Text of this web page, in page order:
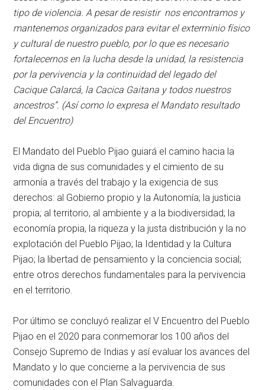
tipo de violencia. A pesar de resistir nos encontramos y
mantenemos organizados para evitar el exterminio físico
y cultural de nuestro pueblo, por lo que es necesario
fortalecernos en la lucha desde la unidad, la resistencia
por la pervivencia y la continuidad del legado del
Cacique Calarcá, la Cacica Gaitana y todos nuestros
ancestros”. (Así como lo expresa el Mandato resultado
del Encuentro)
El Mandato del Pueblo Pijao guiará el camino hacia la
vida digna de sus comunidades y el cimiento de su
armonía a través del trabajo y la exigencia de sus
derechos: al Gobierno propio y la Autonomía; la justicia
propia; al territorio, al ambiente y a la biodiversidad; la
economía propia, la riqueza y la justa distribución y la no
explotación del Pueblo Pijao; la Identidad y la Cultura
Pijao; la libertad de pensamiento y la conciencia social;
entre otros derechos fundamentales para la pervivencia
en el territorio.
Por último se concluyó realizar el V Encuentro del Pueblo
Pijao en el 2020 para conmemorar los 100 años del
Consejo Supremo de Indias y así evaluar los avances del
Mandato y lo que concierne a la pervivencia de sus
comunidades con el Plan Salvaguarda.